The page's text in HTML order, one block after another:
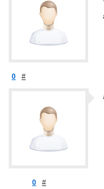
0 #
0 #